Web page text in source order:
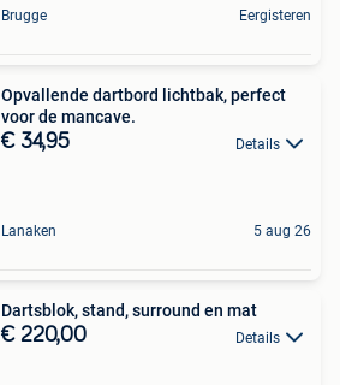
Brugge Eergisteren
Opvallende dartbord lichtbak, perfect
voor de mancave.
€ 34,95 Details
Lanaken 5 aug 26
Dartsblok, stand, surround en mat
€ 220,00 Details